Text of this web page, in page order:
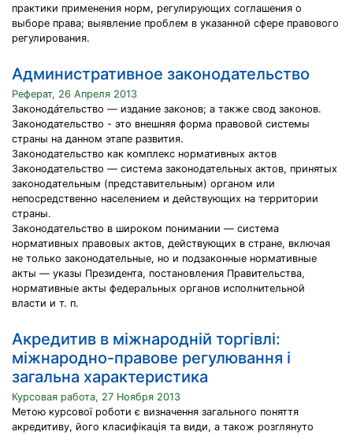
практики применения норм, регулирующих соглашения о
выборе права; выявление проблем в указанной сфере правового
регулирования.
Административное законодательство
Реферат, 26 Апреля 2013
Законода́тельство — издание законов; а также свод законов.
Законодательство - это внешняя форма правовой системы
страны на данном этапе развития.
Законодательство как комплекс нормативных актов
Законодательство — система законодательных актов, принятых
законодательным (представительным) органом или
непосредственно населением и действующих на территории
страны.
Законодательство в широком понимании — система
нормативных правовых актов, действующих в стране, включая
не только законодательные, но и подзаконные нормативные
акты — указы Президента, постановления Правительства,
нормативные акты федеральных органов исполнительной
власти и т. п.
Акредитив в міжнародній торгівлі:
міжнародно-правове регулювання і
загальна характеристика
Курсовая работа, 27 Ноября 2013
Метою курсової роботи є визначення загального поняття
акредитиву, його класифікація та види, а також розглянуто